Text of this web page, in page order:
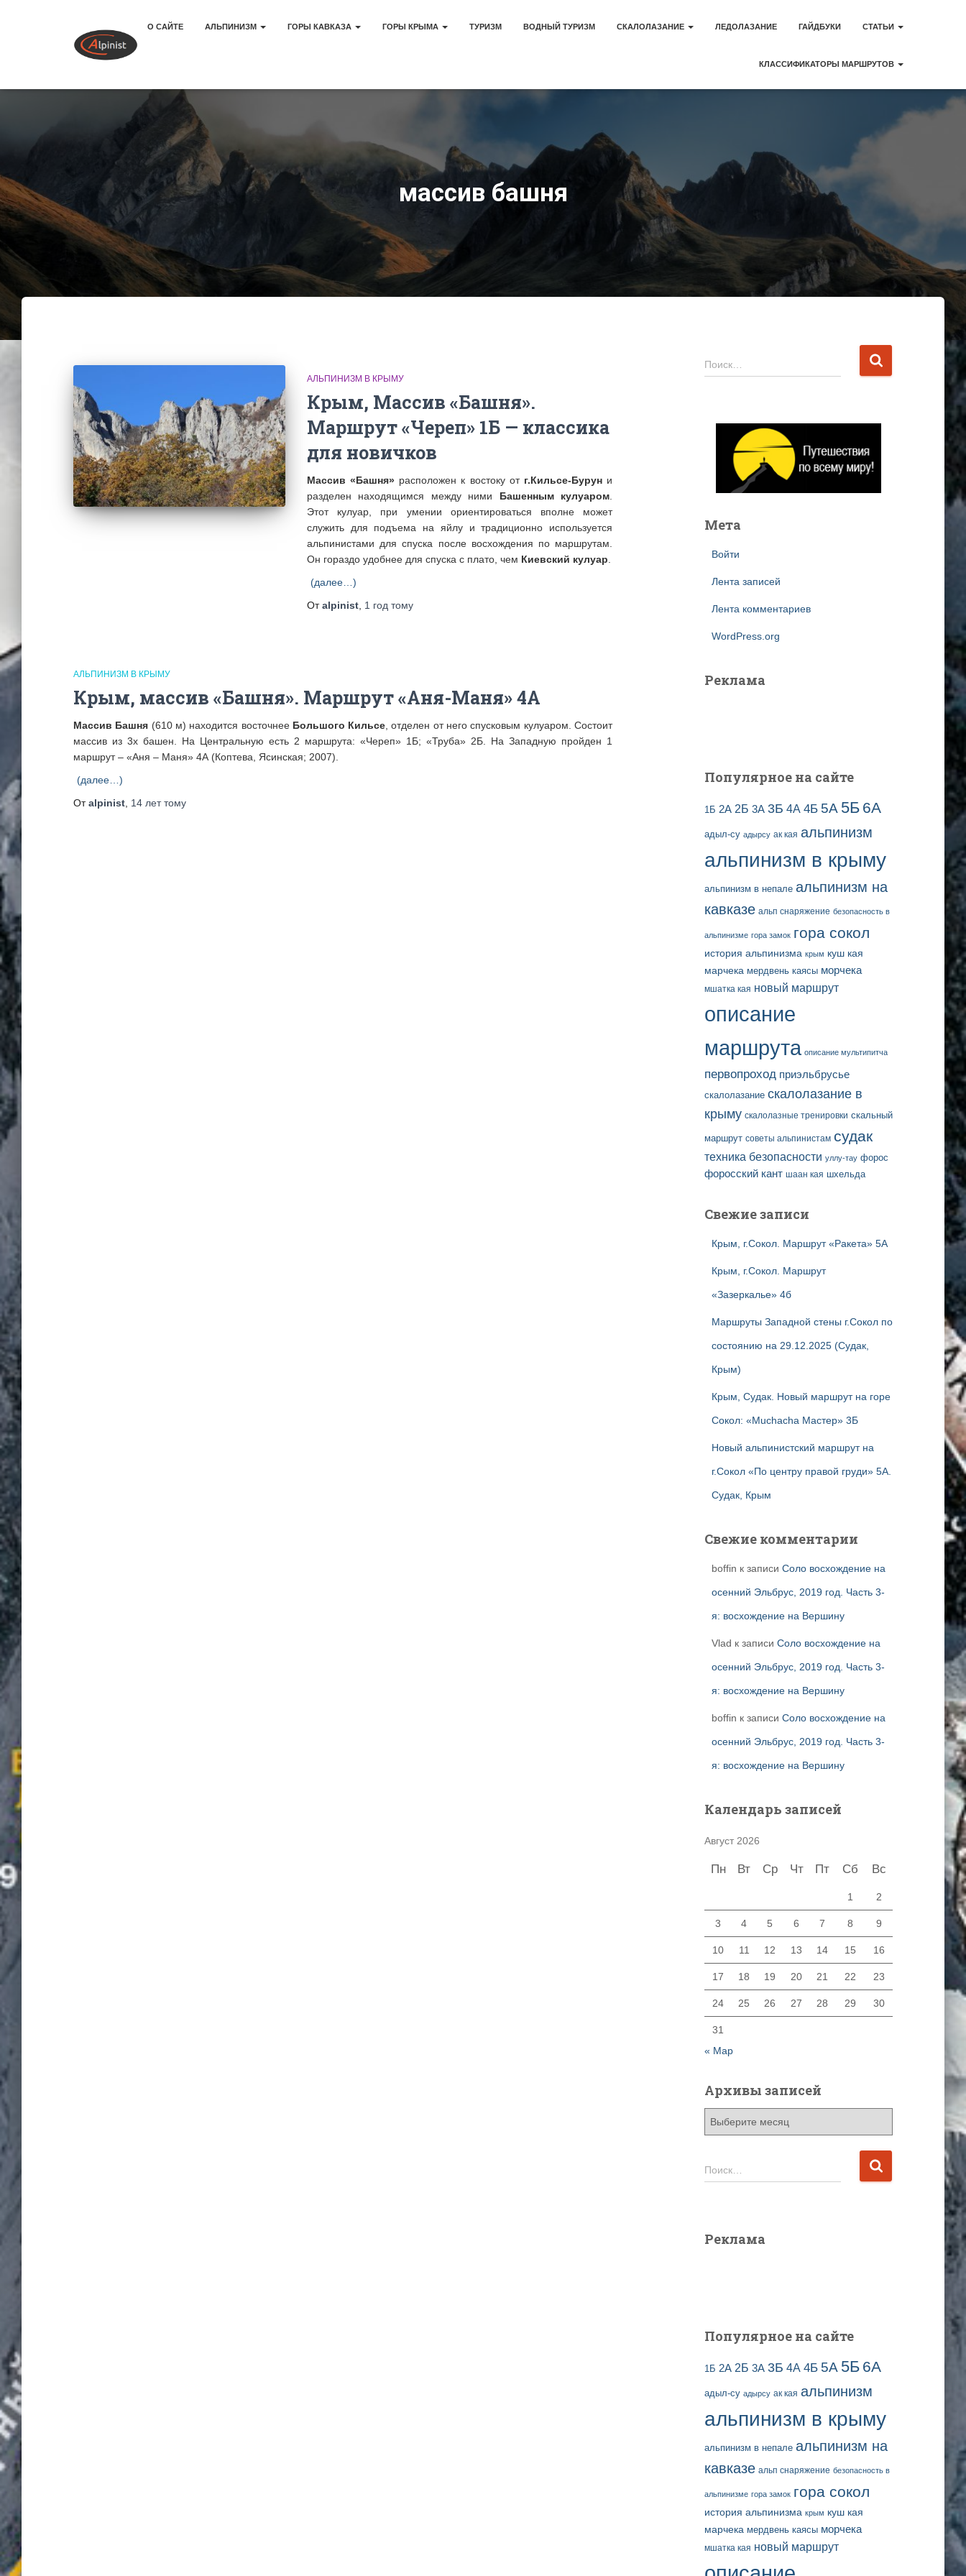
О САЙТЕ АЛЬПИНИЗМ ГОРЫ КАВКАЗА ГОРЫ КРЫМА ТУРИЗМ ВОДНЫЙ ТУРИЗМ СКАЛОЛАЗАНИЕ ЛЕДОЛАЗАНИЕ ГАЙДБУКИ СТАТЬИ
КЛАССИФИКАТОРЫ МАРШРУТОВ
массив башня
АЛЬПИНИЗМ В КРЫМУ
Крым, Массив «Башня».
Маршрут «Череп» 1Б — классика
для новичков
Массив «Башня» расположен к востоку отг.Кильсе-Буруни
разделен находящимся между ними Башенным кулуаром
Этот кулуар, при умении ориентироваться вполне может
служить для подъема на яйлу и традиционно используется
альпинистами для спуска после восхождения по маршрутам.
Он гораздо удобнее для спуска с плато, чем Киевский кулуар
(далее…)
Отalpinist 1 год тому
АЛЬПИНИЗМ В КРЫМУ
Крым, массив «Башня». Маршрут «Аня-Маня» 4А
Массив Башня (610 м) находится восточнее Большого Кильсе , отделен от него спусковым кулуаром. Состоит
массив из 3х башен. На Центральную есть 2 маршрута: «Череп» 1Б; «Труба» 2Б. На Западную пройден 1
маршрут – «Аня – Маня» 4А (Коптева, Ясинская; 2007).
(далее…)
Отalpinist 14 леттому
Н
а
Поиск…
Мета
Войти
Лента записей
Лента комментариев
WordPress.org
Реклама
Популярное на сайте
1Б 2А 2Б 3А 3Б 4А 4Б 5А 5Б 6А
адыл-су адырсу ак кая альпинизм
альпинизм в крыму
альпинизм в непале альпинизм на
кавказе альп снаряжение безопасность в
альпинизме гора замок гора сокол
история альпинизма крым куш кая
марчека мердвень каясы морчека
мшатка кая новый маршрут
описание
маршрута описание мультипитча
первопроход приэльбрусье
скалолазание скалолазание в
крыму скалолазные тренировки скальный
маршрут советы альпинистам судак
техника безопасности уллу-тау форос
форосский кант шаан кая шхельда
Свежие записи
Крым, г.Сокол. Маршрут «Ракета» 5А
Крым, г.Сокол. Маршрут
«Зазеркалье» 4б
Маршруты Западной стены г.Сокол по
состоянию на 29.12.2025 (Судак,
Крым)
Крым, Судак. Новый маршрут на горе
Сокол: «Muchacha Мастер» 3Б
Новый альпинистский маршрут на
г.Сокол «По центру правой груди» 5А.
Судак, Крым
Свежие комментарии
boffin к записи Соло восхождение на
осенний Эльбрус, 2019 год. Часть 3-
я: восхождение на Вершину
Vlad к записи Соло восхождение на
осенний Эльбрус, 2019 год. Часть 3-
я: восхождение на Вершину
boffin к записи Соло восхождение на
осенний Эльбрус, 2019 год. Часть 3-
я: восхождение на Вершину
Календарь записей
Август 2026
Пн Вт Ср Чт Пт Сб Вс
1 2
3 4 5 6 7 8 9
10 11 12 13 14 15 16
17 18 19 20 21 22 23
24 25 26 27 28 29 30
31
« Мар
Архивы записей
в
п
Н
а
:
Поиск…
Реклама
Популярное на сайте
1Б 2А 2Б 3А 3Б 4А 4Б 5А 5Б 6А
адыл-су адырсу ак кая альпинизм
альпинизм в крыму
альпинизм в непале альпинизм на
кавказе альп снаряжение безопасность в
альпинизме гора замок гора сокол
история альпинизма крым куш кая
марчека мердвень каясы морчека
мшатка кая новый маршрут